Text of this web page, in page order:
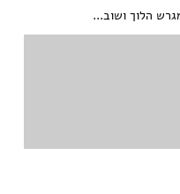
הלוך ושוב...